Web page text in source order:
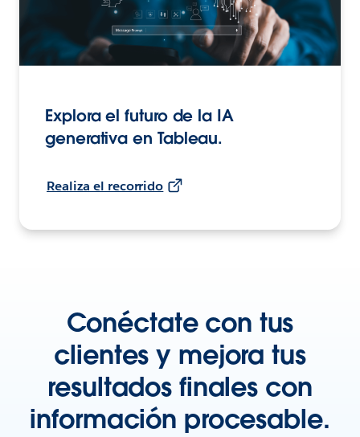
Explora el futuro de la IA
generativa en Tableau.
Realiza el recorrido
Conéctate con tus
clientes y mejora tus
resultados finales con
información procesable.